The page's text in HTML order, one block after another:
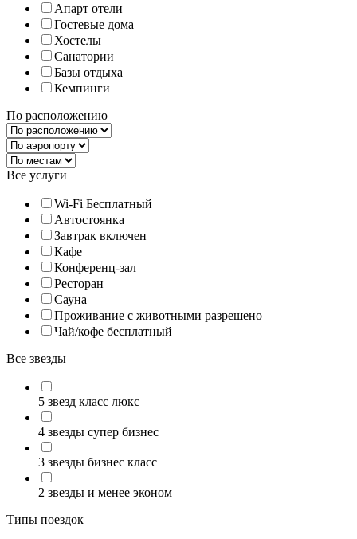
Апарт отели
Гостевые дома
Хостелы
Санатории
Базы отдыха
Кемпинги
По расположению
Все услуги
Wi-Fi Бесплатный
Автостоянка
Завтрак включен
Кафе
Конференц-зал
Ресторан
Сауна
Проживание с животными разрешено
Чай/кофе бесплатный
Все звезды
5 звезд класс люкс
4 звезды супер бизнес
3 звезды бизнес класс
2 звезды и менее эконом
Типы поездок